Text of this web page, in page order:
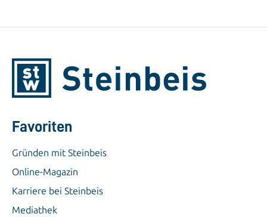
Favoriten
Gründen mit Steinbeis
Online-Magazin
Karriere bei Steinbeis
Mediathek